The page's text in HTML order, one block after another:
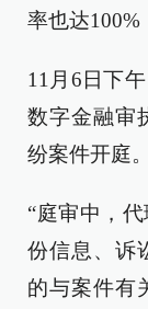
率也达100%
11月6日下
数字金融审
纷案件开庭。
“庭审中，
份信息、诉
的与案件有